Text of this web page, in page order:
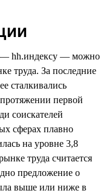
— hh.индексу — можно
труда. За последние
сталкивались
первой
соискателей
сферах плавно
на уровне 3,8
труда считается
предложение о
выше или ниже в